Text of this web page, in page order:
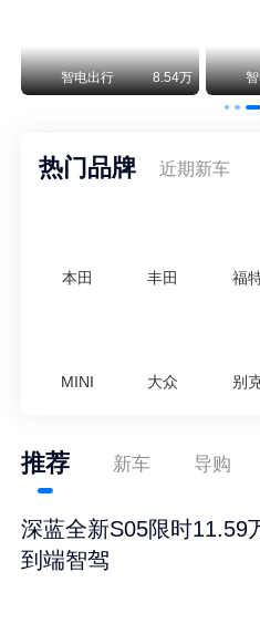
智电出行 8.54万
热门品牌 近期新车
本田 丰田 福
MINI 大众 别
推荐 新车 导购
深蓝全新S05限时11.59
到端智驾